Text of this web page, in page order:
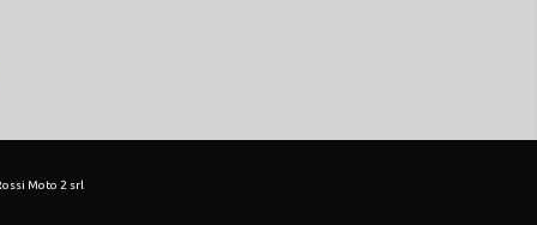
Moto 2 srl